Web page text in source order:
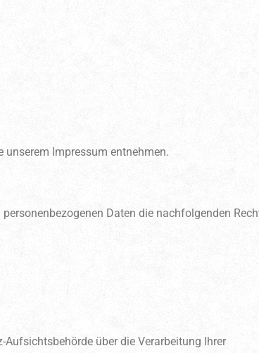
unserem Impressum entnehmen.
Daten die nachfolgenden
über die Verarbeitung Ihrer